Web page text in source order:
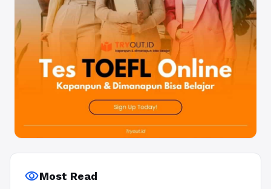
visibilityMost Read